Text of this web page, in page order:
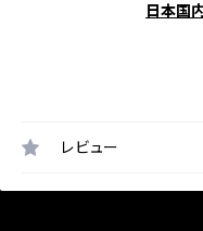
日本国
レビュー